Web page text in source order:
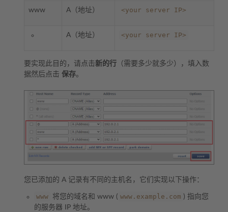
www A（地址） <your server IP>
A（地址） <your server IP>
要实现此目的，请点击新的行 （需要多少就多少），填入数
据然后点击 保存。
您已添加的 A 记录有不同的主机名，它们实现以下操作：
www 将您的域名和 www ( www.example.com ) 指向您
的服务器 IP 地址。